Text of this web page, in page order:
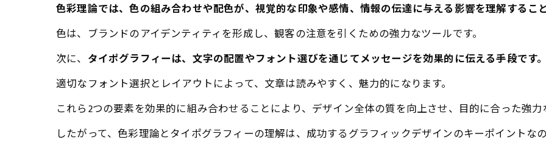
色彩理論では、色の組み合わせや配色が、視覚的な印象や感情、情報の伝達に与える影響を理解するこ
色は、ブランドのアイデンティティを形成し、観客の注意を引くための強力なツールです。
次に、 タイポグラフィーは、文字の配置やフォント選びを通じてメッセージを効果的に伝える手段です。
適切なフォント選択とレイアウトによって、文章は読みやすく、魅力的になります。
これら2つの要素を効果的に組み合わせることにより、デザイン全体の質を向上させ、目的に合った強力
したがって、色彩理論とタイポグラフィーの理解は、成功するグラフィックデザインのキーポイントなの